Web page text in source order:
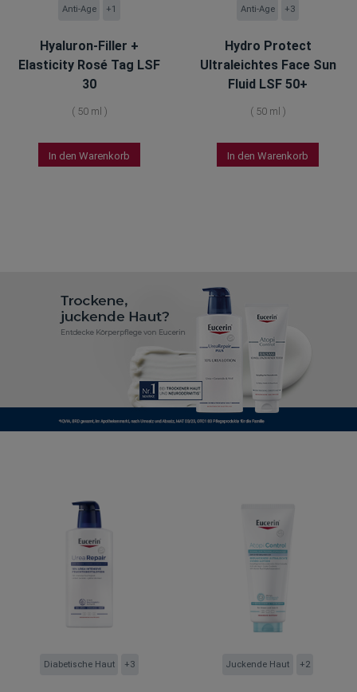
Anti-Age +1
Hyaluron-Filler +
Elasticity Rosé Tag LSF
30
( 50 ml )
In den Warenkorb
Anti-Age +3
Hydro Protect
Ultraleichtes Face Sun
Fluid LSF 50+
( 50 ml )
In den Warenkorb
Diabetische Haut +3 Juckende Haut +2